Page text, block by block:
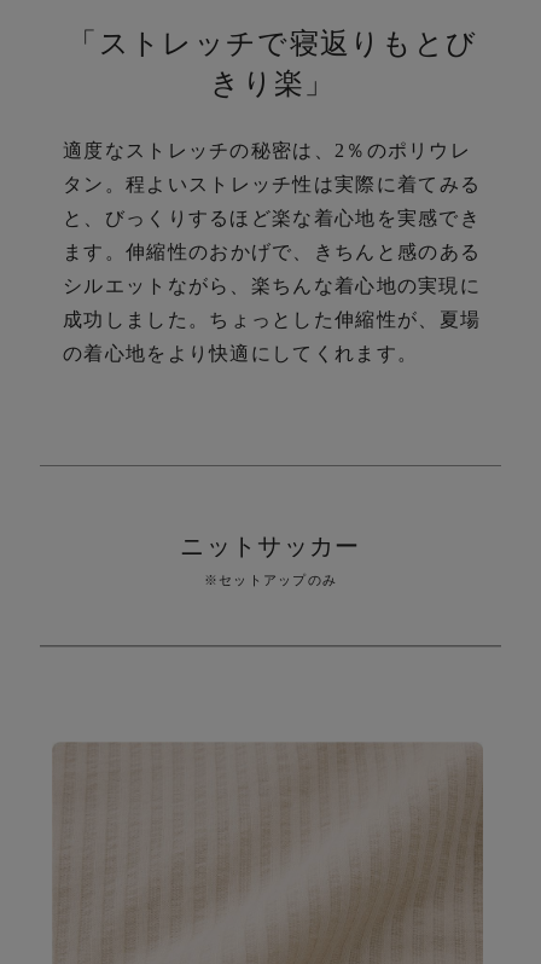
ら
り
「ストレッチで寝返りもとび
きり楽」
適度なストレッチの秘密は、2％のポリウレ
タン。 程よいストレッチ性は実際に着てみる
と、びっくりするほど楽な着心地を実感でき
ます。 伸縮性のおかげで、きちんと感のある
シルエットながら、楽ちんな着心地の実現に
成功しました。 ちょっとした伸縮性が、夏場
の着心地をより快適にしてくれます。
ニットサッカー
※セットアップのみ